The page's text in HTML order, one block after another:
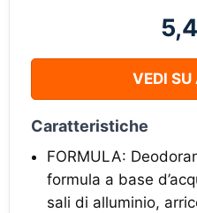
VEDI
Caratteristiche
FORMULA:
formula a base
sali di alluminio,